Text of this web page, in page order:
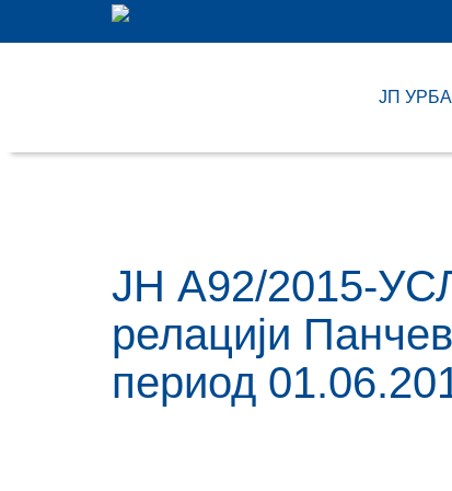
ЈП
ЈН А92/2015-
релацији
период